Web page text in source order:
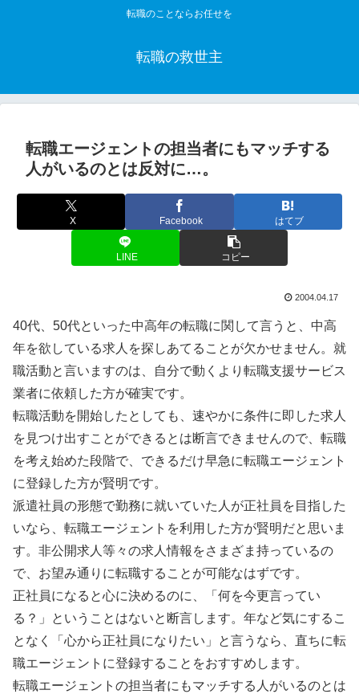
転職のことならお任せを
転職の救世主
転職エージェントの担当者にもマッチする
人がいるのとは反対に…。
X Facebook はてブ
LINE コピー
2004.04.17
40代、50代といった中高年の転職に関して言うと、中高
年を欲している求人を探しあてることが欠かせません。就
職活動と言いますのは、自分で動くより転職支援サービス
業者に依頼した方が確実です。
転職活動を開始したとしても、速やかに条件に即した求人
を見つけ出すことができるとは断言できませんので、転職
を考え始めた段階で、できるだけ早急に転職エージェント
に登録した方が賢明です。
派遣社員の形態で勤務に就いていた人が正社員を目指した
いなら、転職エージェントを利用した方が賢明だと思いま
す。非公開求人等々の求人情報をさまざま持っているの
で、お望み通りに転職することが可能なはずです。
正社員になると心に決めるのに、「何を今更言ってい
る？」ということはないと断言します。年など気にするこ
となく「心から正社員になりたい」と言うなら、直ちに転
職エージェントに登録することをおすすめします。
転職エージェントの担当者にもマッチする人がいるのとは